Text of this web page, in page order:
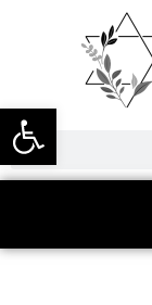
פתח